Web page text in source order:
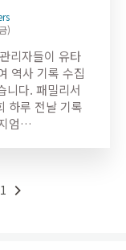
)
리자들이 유타
역사 기록 수집
니다. 패밀리서
하루 전날 기록
엄…